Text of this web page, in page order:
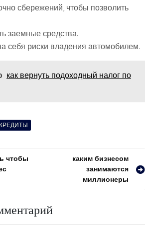
сбережений, чтобы позволить
заемные средства.
себя риски владения автомобилем.
как вернуть подоходный налог по
чтобы
каким бизнесом
занимаются
миллионеры